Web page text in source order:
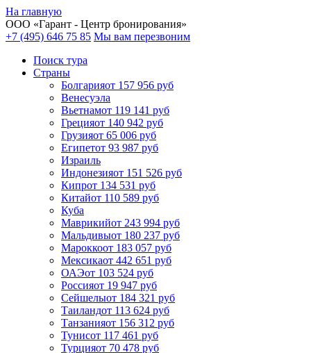
На главную
ООО «Гарант - Центр бронирования»
+7 (495) 646 75 85 Мы вам перезвоним
Поиск тура
Cтраны
Болгарияот 157 956 руб
Венесуэла
Вьетнамот 119 141 руб
Грецияот 140 942 руб
Грузияот 65 006 руб
Египетот 93 987 руб
Израиль
Индонезияот 151 526 руб
Кипрот 134 531 руб
Китайот 110 589 руб
Куба
Маврикийот 243 994 руб
Мальдивыот 180 237 руб
Мароккоот 183 057 руб
Мексикаот 442 651 руб
ОАЭот 103 524 руб
Россияот 19 947 руб
Сейшелыот 184 321 руб
Таиландот 113 624 руб
Танзанияот 156 312 руб
Тунисот 117 461 руб
Турцияот 70 478 руб